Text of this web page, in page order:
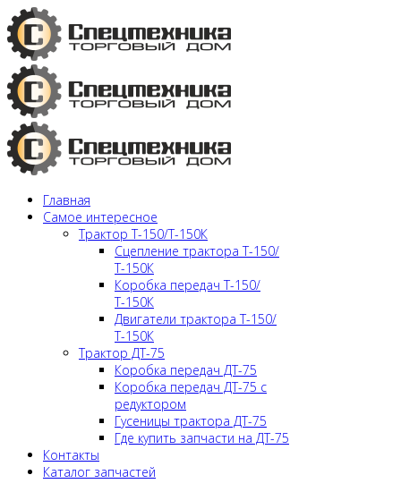
Главная
Самое интересное
Трактор Т-150/Т-150К
Сцепление трактора Т-150/
Т-150К
Коробка передач Т-150/
Т-150К
Двигатели трактора Т-150/
Т-150К
Трактор ДТ-75
Коробка передач ДТ-75
Коробка передач ДТ-75 с
редуктором
Гусеницы трактора ДТ-75
Где купить запчасти на ДТ-75
Контакты
Каталог запчастей